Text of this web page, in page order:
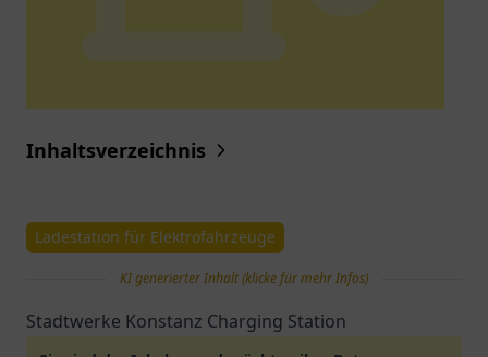
Inhaltsverzeichnis
Ladestation für Elektrofahrzeuge
KI generierter Inhalt (klicke für mehr Infos)
Stadtwerke Konstanz Charging Station